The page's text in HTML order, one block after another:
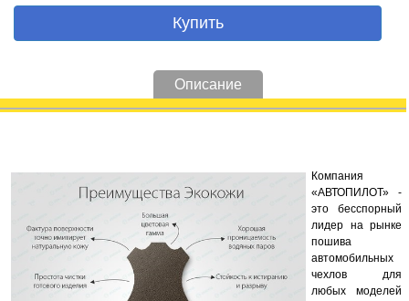
Купить
Описание
Компания
«АВТОПИЛОТ» -
это бесспорный
лидер на рынке
пошива
автомобильных
чехлов для
любых моделей